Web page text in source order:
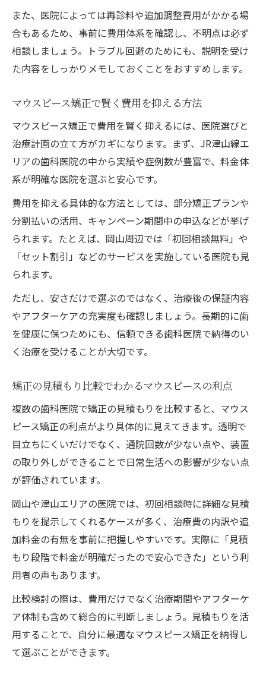
また、医院によっては再診料や追加調整費用がかかる場
合もあるため、事前に費用体系を確認し、不明点は必ず
相談しましょう。トラブル回避のためにも、説明を受け
た内容をしっかりメモしておくことをおすすめします。
マウスピース矯正で賢く費用を抑える方法
マウスピース矯正で費用を賢く抑えるには、医院選びと
治療計画の立て方がカギになります。まず、JR津山線エ
リアの歯科医院の中から実績や症例数が豊富で、料金体
系が明確な医院を選ぶと安心です。
費用を抑える具体的な方法としては、部分矯正プランや
分割払いの活用、キャンペーン期間中の申込などが挙げ
られます。たとえば、岡山周辺では「初回相談無料」や
「セット割引」などのサービスを実施している医院も見
られます。
ただし、安さだけで選ぶのではなく、治療後の保証内容
やアフターケアの充実度も確認しましょう。長期的に歯
を健康に保つためにも、信頼できる歯科医院で納得のい
く治療を受けることが大切です。
矯正の見積もり比較でわかるマウスピースの利点
複数の歯科医院で矯正の見積もりを比較すると、マウス
ピース矯正の利点がより具体的に見えてきます。透明で
目立ちにくいだけでなく、通院回数が少ない点や、装置
の取り外しができることで日常生活への影響が少ない点
が評価されています。
岡山や津山エリアの医院では、初回相談時に詳細な見積
もりを提示してくれるケースが多く、治療費の内訳や追
加料金の有無を事前に把握しやすいです。実際に「見積
もり段階で料金が明確だったので安心できた」という利
用者の声もあります。
比較検討の際は、費用だけでなく治療期間やアフターケ
ア体制も含めて総合的に判断しましょう。見積もりを活
用することで、自分に最適なマウスピース矯正を納得し
て選ぶことができます。